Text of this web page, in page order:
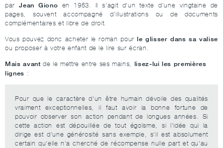
parJean Giono en 1953. Il s’agit d’un texte d’une vingtaine de
pages, souvent accompagné d’illustrations ou de documents
complémentaires et libre de droit.
Vous pouvez donc acheter le roman pourle glisser dans sa valise
ou proposer à votre enfant de le lire sur écran.
Mais avant de le mettre entre ses mains, lisez-lui les premières
lignes :
Pour que le caractère d'un être humain dévoile des qualités
vraiment exceptionnelles, il faut avoir la bonne fortune de
pouvoir observer son action pendant de longues années. Si
cette action est dépouillée de tout égoïsme, si l'idée qui la
dirige est d'une générosité sans exemple, s'il est absolument
certain qu'elle n'a cherché de récompense nulle part et qu'au